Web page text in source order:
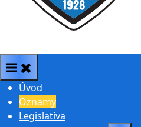
Úvod
Oznamy
Legislatíva